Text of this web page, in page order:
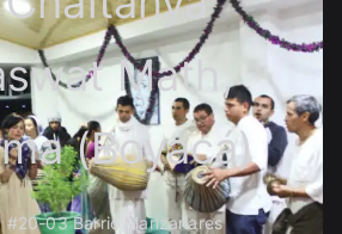
Math,
(Boyacá)
#20-03 Barrio Manzanares